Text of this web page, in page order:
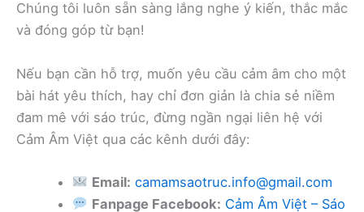
Chúng tôi luôn sẵn sàng lắng nghe ý kiến, thắc mắc
và đóng góp từ bạn!
Nếu bạn cần hỗ trợ, muốn yêu cầu cảm âm cho một
bài hát yêu thích, hay chỉ đơn giản là chia sẻ niềm
đam mê với sáo trúc, đừng ngần ngại liên hệ với
Cảm Âm Việt qua các kênh dưới đây:
Email: camamsaotruc.info@gmail.com
Fanpage Facebook: Cảm Âm Việt – Sáo